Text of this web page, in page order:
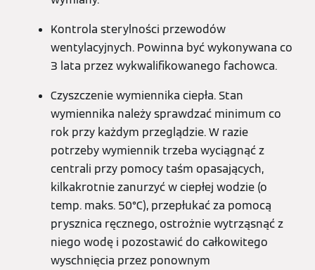
Kontrola sterylności przewodów
wentylacyjnych. Powinna być wykonywana co
3 lata przez wykwalifikowanego fachowca.
Czyszczenie wymiennika ciepła. Stan
wymiennika należy sprawdzać minimum co
rok przy każdym przeglądzie. W razie
potrzeby wymiennik trzeba wyciągnąć z
centrali przy pomocy taśm opasających,
kilkakrotnie zanurzyć w ciepłej wodzie (o
temp. maks. 50°C), przepłukać za pomocą
prysznica ręcznego, ostrożnie wytrząsnąć z
niego wodę i pozostawić do całkowitego
wyschnięcia przez ponownym